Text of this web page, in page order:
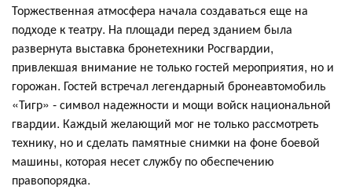
Торжественная атмосфера начала создаваться еще на
подходе к театру. На площади перед зданием была
развернута выставка бронетехники Росгвардии,
привлекшая внимание не только гостей мероприятия, но и
горожан. Гостей встречал легендарный бронеавтомобиль
«Тигр» - символ надежности и мощи войск национальной
гвардии. Каждый желающий мог не только рассмотреть
технику, но и сделать памятные снимки на фоне боевой
машины, которая несет службу по обеспечению
правопорядка.